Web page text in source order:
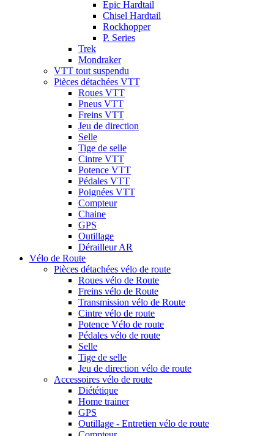
Epic Hardtail
Chisel Hardtail
Rockhopper
P. Series
Trek
Mondraker
VTT tout suspendu
Pièces détachées VTT
Roues VTT
Pneus VTT
Freins VTT
Jeu de direction
Selle
Tige de selle
Cintre VTT
Potence VTT
Pédales VTT
Poignées VTT
Compteur
Chaine
GPS
Outillage
Dérailleur AR
Vélo de Route
Pièces détachées vélo de route
Roues vélo de Route
Freins vélo de Route
Transmission vélo de Route
Cintre vélo de route
Potence Vélo de route
Pédales vélo de route
Selle
Tige de selle
Jeu de direction vélo de route
Accessoires vélo de route
Diététique
Home trainer
GPS
Outillage - Entretien vélo de route